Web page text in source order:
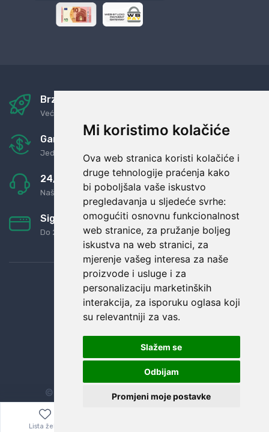
Mi koristimo kolačiće
Ova web stranica koristi kolačiće i
druge tehnologije praćenja kako
bi poboljšala vaše iskustvo
pregledavanja u sljedeće svrhe:
omogućiti osnovnu funkcionalnost
web stranice, za pružanje boljeg
iskustva na web stranici, za
mjerenje vašeg interesa za naše
proizvode i usluge i za
personalizaciju marketinških
interakcija, za isporuku oglasa koji
su relevantniji za vas.
Slažem se
Odbijam
Promjeni moje postavke
Brza i sigurna dostava
Već za nekoliko dana kod vas
Garancija u povrat novaca
Jednostavno pravilo: Roba za novac
24/7 odlična podrška
Naši agenti uvijek na raspolaganju
Sigurno obročno plaćanje
Do 24 rata bez kamata
© Sva prava zadržana. Dopi grupa d.o.o.
Lista želja